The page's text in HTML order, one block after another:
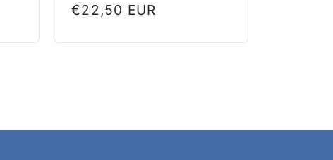
Preis
€22,50 EUR